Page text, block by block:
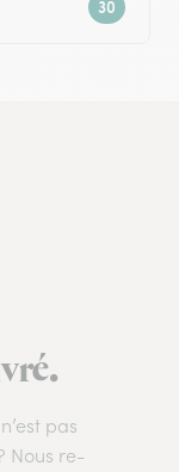
pas
Nous re-